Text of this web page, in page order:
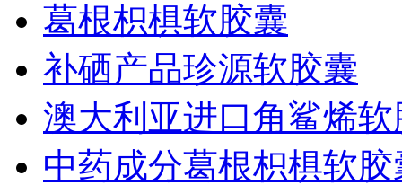
葛根枳椇软胶囊
补硒产品珍源软胶囊
澳大利亚进口角鲨烯软
中药成分葛根枳椇软胶